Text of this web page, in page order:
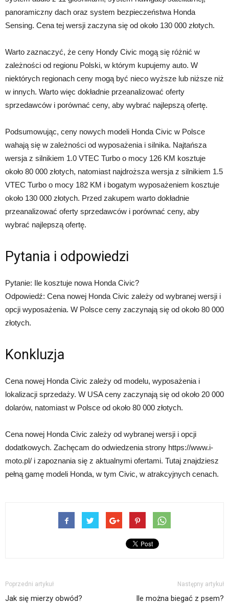
panoramiczny dach oraz system bezpieczeństwa Honda
Sensing. Cena tej wersji zaczyna się od około 130 000 złotych.
Warto zaznaczyć, że ceny Hondy Civic mogą się różnić w
zależności od regionu Polski, w którym kupujemy auto. W
niektórych regionach ceny mogą być nieco wyższe lub niższe niż
w innych. Warto więc dokładnie przeanalizować oferty
sprzedawców i porównać ceny, aby wybrać najlepszą ofertę.
Podsumowując, ceny nowych modeli Honda Civic w Polsce
wahają się w zależności od wyposażenia i silnika. Najtańsza
wersja z silnikiem 1.0 VTEC Turbo o mocy 126 KM kosztuje
około 80 000 złotych, natomiast najdroższa wersja z silnikiem 1.5
VTEC Turbo o mocy 182 KM i bogatym wyposażeniem kosztuje
około 130 000 złotych. Przed zakupem warto dokładnie
przeanalizować oferty sprzedawców i porównać ceny, aby
wybrać najlepszą ofertę.
Pytania i odpowiedzi
Pytanie: Ile kosztuje nowa Honda Civic?
Odpowiedź: Cena nowej Honda Civic zależy od wybranej wersji i
opcji wyposażenia. W Polsce ceny zaczynają się od około 80 000
złotych.
Konkluzja
Cena nowej Honda Civic zależy od modelu, wyposażenia i
lokalizacji sprzedaży. W USA ceny zaczynają się od około 20 000
dolarów, natomiast w Polsce od około 80 000 złotych.
Cena nowej Honda Civic zależy od wybranej wersji i opcji
dodatkowych. Zachęcam do odwiedzenia strony https://www.i-
moto.pl/ i zapoznania się z aktualnymi ofertami. Tutaj znajdziesz
pełną gamę modeli Honda, w tym Civic, w atrakcyjnych cenach.
Poprzedni artykuł
Jak się mierzy obwód?
Następny artykuł
Ile można biegać z psem?